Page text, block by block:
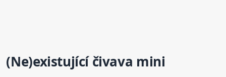
(Ne)existující čivava mini